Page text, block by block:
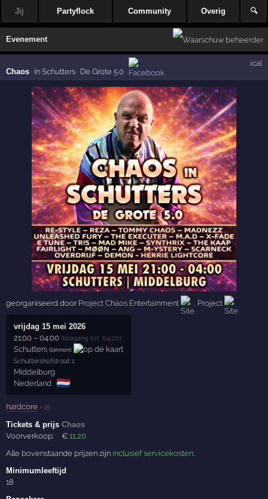
Jij Partyflock Community Overig 🔍
Evenement
Chaos · In Schutters · De Grote 5.0
ical
georganiseerd door Project Chaos Entertainment Project
vrijdag 15 mei 2026
21:00 –04:00(toegang tot: 04:00)
Schutters (binnen)
Schuttershofstraat 1
Middelburg
Nederland 🇳🇱
hardcore × 15
Tickets & prijsChaos
Voorverkoop:
€11 ,20
Alle bovenstaande prijzen zijn inclusief servicekosten
Minimumleeftijd
18